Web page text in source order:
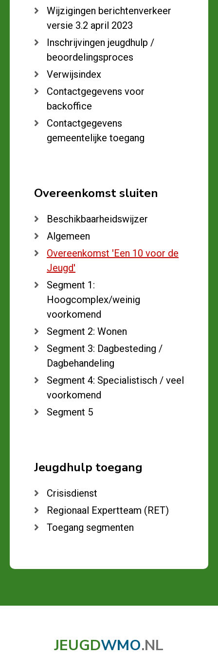
Wijzigingen berichtenverkeer
versie 3.2 april 2023
Inschrijvingen jeugdhulp /
beoordelingsproces
Verwijsindex
Contactgegevens voor
backoffice
Contactgegevens
gemeentelijke toegang
Overeenkomst sluiten
Beschikbaarheidswijzer
Algemeen
Overeenkomst 'Een 10 voor de
Jeugd'
Segment 1:
Hoogcomplex/weinig
voorkomend
Segment 2: Wonen
Segment 3: Dagbesteding /
Dagbehandeling
Segment 4: Specialistisch / veel
voorkomend
Segment 5
Jeugdhulp toegang
Crisisdienst
Regionaal Expertteam (RET)
Toegang segmenten
JEUGDWMO.NL